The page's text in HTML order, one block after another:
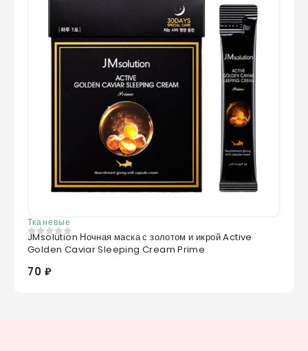
Тканевые
0из 5
JMsolution Ночная маска с золотом и икрой Active
Golden Caviar Sleeping Cream Prime
70 ₽